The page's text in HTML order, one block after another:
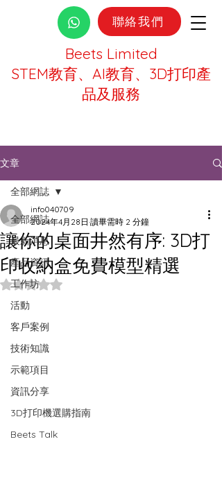
Beets Limited
STEM教育、AI教育、3D打印產
品及服務
聯絡我們
文章
全部網誌
最新消息
產品資訊
工作坊
活動
客戶案例
技術知識
示範項目
資訊分享
3D打印機選購指南
Beets Talk
全部網誌
讓你的桌面井然有序: 3D打
印收納盒免費模型精選
info040709
2024年4月28日 讀畢需時 2 分鐘
評等為 NaN（最高為 5 顆星）。